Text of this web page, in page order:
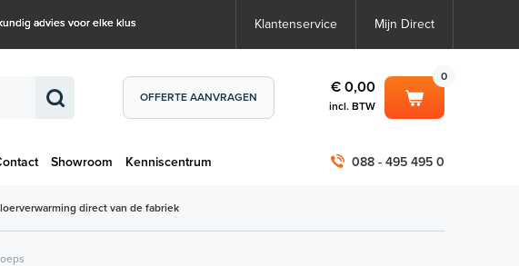
advies voor elke klus Klantenservice Mijn Direct
OFFERTE AANVRAGEN
0
€ 0,00
incl. BTW
Showroom Kenniscentrum
€ 0,00 088 - 495 495 0
direct van de fabriek